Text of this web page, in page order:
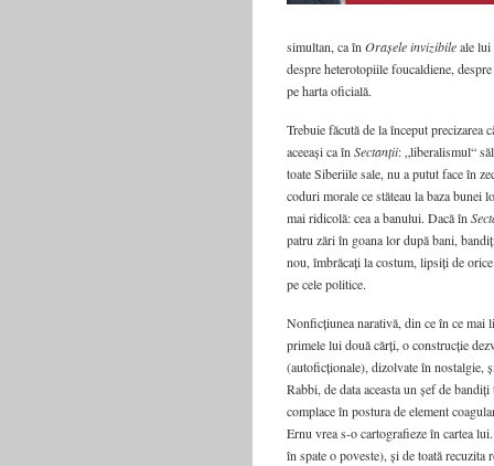
simultan, ca în Orașele invizibileale lui
despre heterotopiile foucaldiene,
pe harta oficială.
Trebuie făcută de la început
aceeași ca în Sectanții: „liberalismul“
toate Siberiile sale, nu a putut face în
coduri morale ce stăteau la baza
mai ridicolă: cea a banului. Dacă în
patru zări în goana lor după bani,
nou, îmbrăcați la costum, lipsiți de
pe cele politice.
Nonficțiunea narativă, din ce în ce mai
primele lui două cărți, o construcție
(autoficționale), dizolvate în nostalgie,
Rabbi, de data aceasta un șef de
complace în postura de element
Ernu vrea s-o cartografieze în cartea
în spate o poveste), și de toată